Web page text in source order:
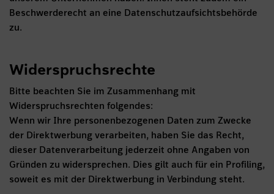
Beschwerderecht an eine Datenschutzaufsichtsbehörde
zu.
Widerspruchsrechte
Bitte beachten Sie im Zusammenhang mit
Widerspruchsrechten folgendes:
Wenn wir Ihre personenbezogenen Daten zum Zwecke
der Direktwerbung verarbeiten, haben Sie das Recht,
dieser Datenverarbeitung jederzeit ohne Angaben von
Gründen zu widersprechen. Dies gilt auch für ein Profiling,
soweit es mit der Direktwerbung in Verbindung steht.